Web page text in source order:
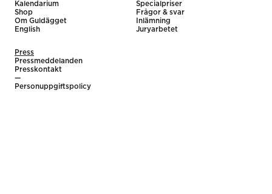
Kalendarium
Shop
Om Guldägget
English
Specialpriser
Frågor & svar
Inlämning
Juryarbetet
Press
Pressmeddelanden
Presskontakt
—
Personuppgiftspolicy